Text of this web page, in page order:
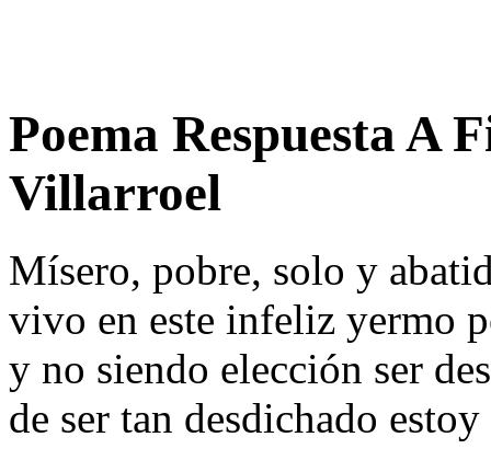
Poema Respuesta A
Villarroel
Mísero, pobre, solo y
vivo en este infeliz yermo
y no siendo elección ser
de ser tan desdichado